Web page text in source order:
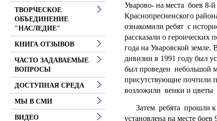
Уварово- на места боев
Краснопресненского
ознакомили ребят с
рассказали о героических
года на Уваровской
дивизии в 1991 году был
был проведен небольшой
присутствующие почтили
возложили венки и
Затем ребята прошли
установлена на месте
ТВОРЧЕСКОЕ
ОБЪЕДИНЕНИЕ
"НАСЛЕДИЕ"
КНИГА ОТЗЫВОВ
ЧАСТО ЗАДАВАЕМЫЕ
ВОПРОСЫ
ДОСТУПНАЯ СРЕДА
МЫ В СМИ
ВИДЕО